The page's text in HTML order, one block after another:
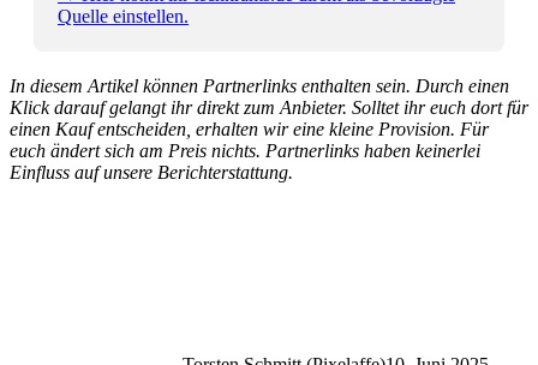
Quelle einstellen.
In diesem Artikel können Partnerlinks enthalten sein. Durch einen
Klick darauf gelangt ihr direkt zum Anbieter. Solltet ihr euch dort für
einen Kauf entscheiden, erhalten wir eine kleine Provision. Für
euch ändert sich am Preis nichts. Partnerlinks haben keinerlei
Einfluss auf unsere Berichterstattung.